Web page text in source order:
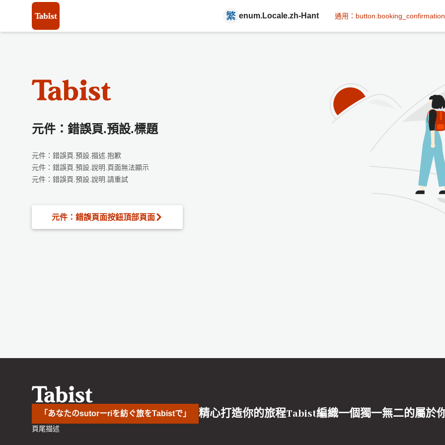
enum.Locale.zh-Hant 通用：button.booking_confirmation
元件：錯誤頁.預設.標題
元件：錯誤頁.預設.描述.抱歉
元件：錯誤頁.預設.說明.頁面無法顯示
元件：錯誤頁.預設.說明.請重試
元件：錯誤頁面按鈕頂部頁面
「あなたのsutorーriを紡ぐ旅をTabistで」 精心打造你的旅程Tabist編織一個獨一無二的屬於
頁尾描述